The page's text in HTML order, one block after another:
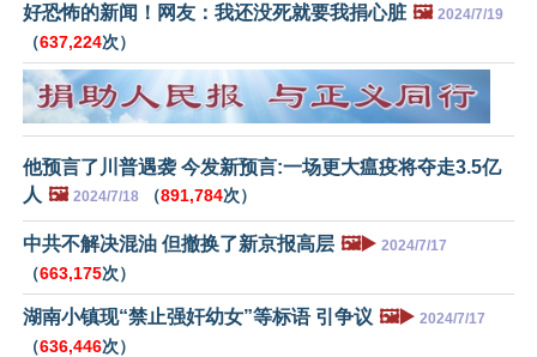
好恐怖的新闻！网友：我还没死就要我捐心脏 🖼️ 2024/7/19
（637,224次）
他预言了川普遇袭 今发新预言:一场更大瘟疫将夺走3.5亿
人 🖼️ 2024/7/18 （891,784次）
中共不解决混油 但撤换了新京报高层 🖼️▶️ 2024/7/17
（663,175次）
湖南小镇现“禁止强奸幼女”等标语 引争议 🖼️▶️ 2024/7/17
（636,446次）